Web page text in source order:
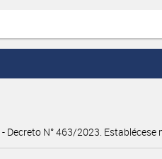
- Decreto N° 463/2023.